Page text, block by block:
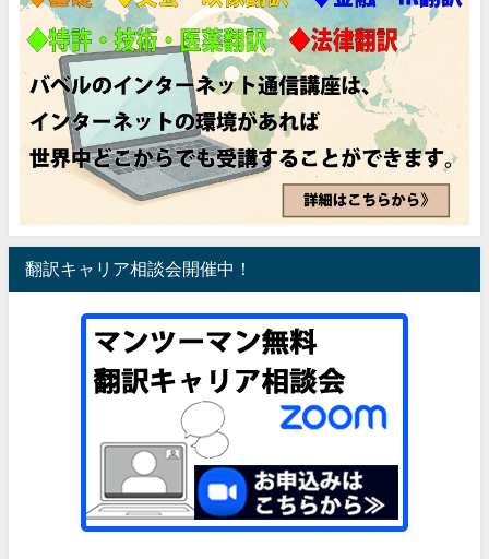
翻訳キャリア相談会開催中！